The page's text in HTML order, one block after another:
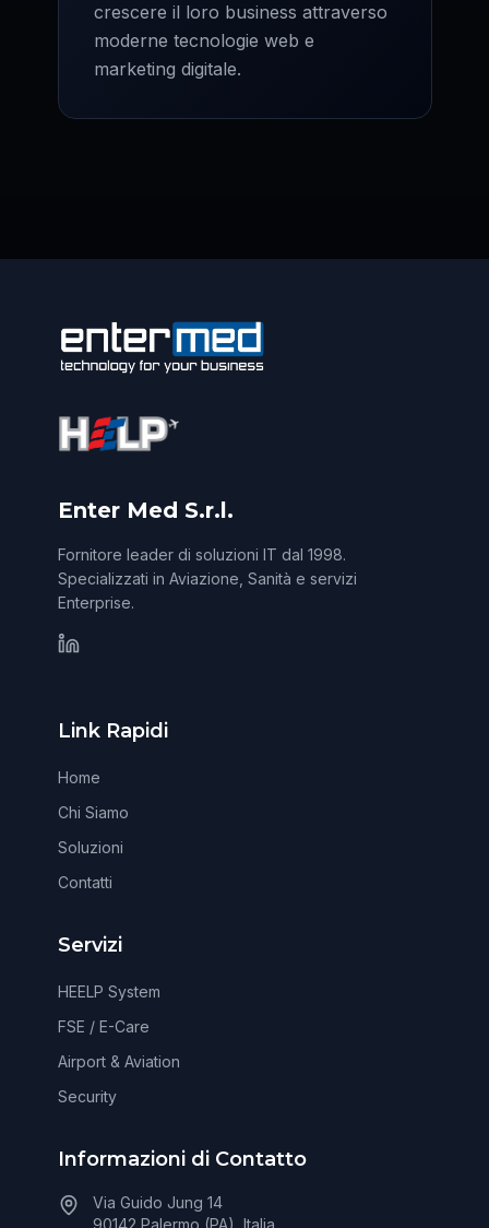
crescere il loro business attraverso
moderne tecnologie web e
marketing digitale.
Enter Med S.r.l.
Fornitore leader di soluzioni IT dal 1998.
Specializzati in Aviazione, Sanità e servizi
Enterprise.
Link Rapidi
Home
Chi Siamo
Soluzioni
Contatti
Servizi
HEELP System
FSE / E-Care
Airport & Aviation
Security
Informazioni di Contatto
Via Guido Jung 14
90142 Palermo (PA), Italia